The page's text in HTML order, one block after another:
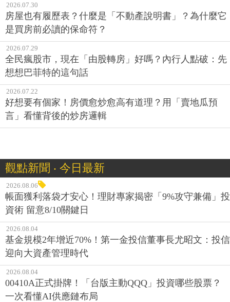
2026.07.30
房屋也有履歷表？什麼是「不動產說明書」？為什麼它
是買房前必讀的保命符？
2026.07.29
全民瘋股市，現在「由股轉房」好嗎？內行人點破：先
想想巴菲特的這句話
2026.07.22
好想要有個家！房價愈炒愈高有道理？用「賣地瓜預
言」看懂背後的炒房邏輯
觀點新聞 ‧ 今日最新
2026.08.06
帳面獲利落袋才安心！理財專家揭密「9%攻守兼備」投
資術 留意8/10關鍵日
2026.08.04
基金規模2年增近70%！第一金投信董事長尤昭文：投信
迎向大資產管理時代
2026.08.04
00410A正式掛牌！「台版主動QQQ」投資哪些股票？
一次看懂AI供應鏈布局